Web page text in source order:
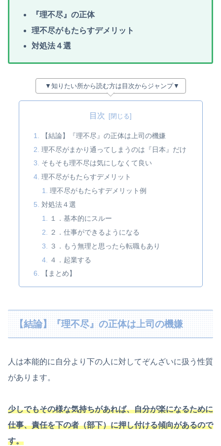
『理不尽』の正体
理不尽がもたらすデメリット
対処法４選
▼知りたい所から読む方は目次からジャンプ▼
目次
【結論】『理不尽』の正体は上司の機嫌
理不尽がまかり通ってしまうのは『日本』だけ
そもそも理不尽は気にしなくて良い
理不尽がもたらすデメリット
理不尽がもたらすデメリット例
対処法４選
１．基本的にスルー
２．仕事ができるようになる
３．もう無理と思ったら転職もあり
４．起業する
【まとめ】
【結論】『理不尽』の正体は上司の機嫌
人は本能的に自分より下の人に対してぞんざいに扱う性質
があります。
少しでもその様な気持ちがあれば、自分が楽になるために
仕事、責任を下の者（部下）に押し付ける傾向があるので
す。